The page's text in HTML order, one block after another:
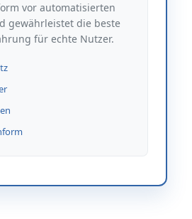
vor automatisierten
gewährleistet die beste
für echte Nutzer.